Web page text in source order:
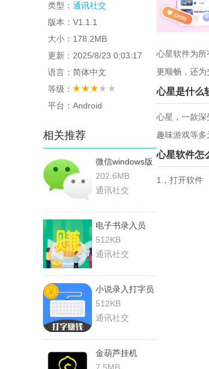
类型： 通讯社交
版本：V1.1.1
大小：178.2MB
更新：2025/8/23 0:03:17
语言：简体中文
等级：
平台：Android
相关推荐
微信windows版
202.6MB
通讯社交
电子书录入员
512KB
通讯社交
小说录入打字员
512KB
通讯社交
金葫芦挂机
心星软件为
更顺畅，还为
心星是什么
心星，一款深
趣味游戏等多
心星软件怎
1，打开软件